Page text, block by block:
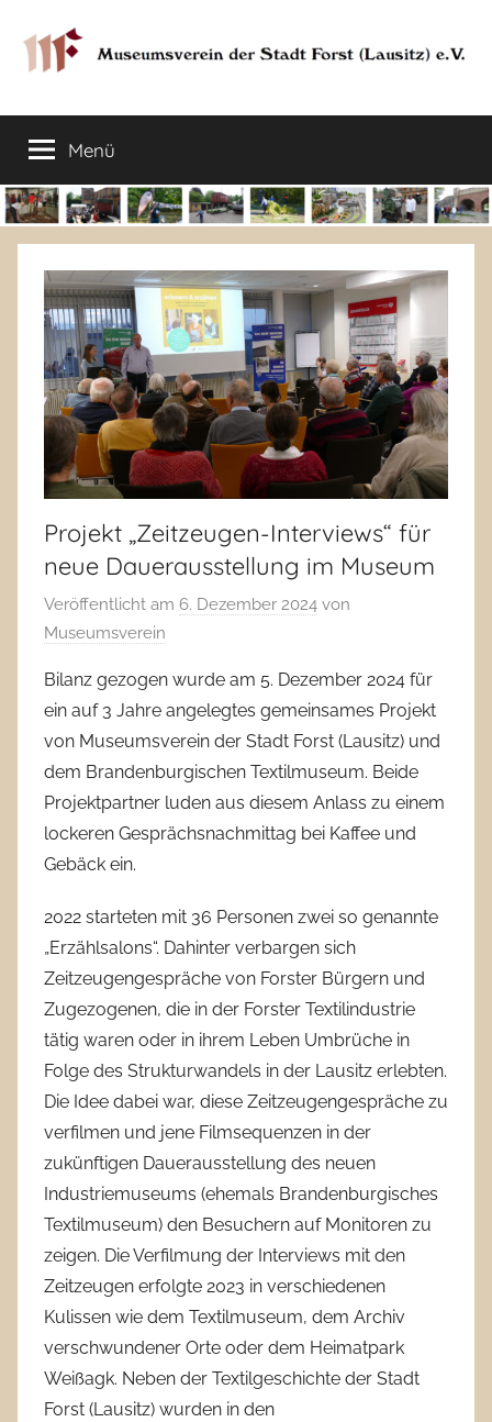
Inhalt
springen
Museumsverein
der
Stadt
Forst
(Lausitz)
e.V.
37
–
03149
Menü
Projekt „Zeitzeugen-Interviews“ für
neue Dauerausstellung im Museum
Veröffentlicht am 6. Dezember 2024 von
Museumsverein
Bilanz gezogen wurde am 5. Dezember 2024 für
ein auf 3 Jahre angelegtes gemeinsames Projekt
von Museumsverein der Stadt Forst (Lausitz) und
dem Brandenburgischen Textilmuseum. Beide
Projektpartner luden aus diesem Anlass zu einem
lockeren Gesprächsnachmittag bei Kaffee und
Gebäck ein.
2022 starteten mit 36 Personen zwei so genannte
„Erzählsalons“. Dahinter verbargen sich
Zeitzeugengespräche von Forster Bürgern und
Zugezogenen, die in der Forster Textilindustrie
tätig waren oder in ihrem Leben Umbrüche in
Folge des Strukturwandels in der Lausitz erlebten.
Die Idee dabei war, diese Zeitzeugengespräche zu
verfilmen und jene Filmsequenzen in der
zukünftigen Dauerausstellung des neuen
Industriemuseums (ehemals Brandenburgisches
Textilmuseum) den Besuchern auf Monitoren zu
zeigen. Die Verfilmung der Interviews mit den
Zeitzeugen erfolgte 2023 in verschiedenen
Kulissen wie dem Textilmuseum, dem Archiv
verschwundener Orte oder dem Heimatpark
Weißagk. Neben der Textilgeschichte der Stadt
Forst (Lausitz) wurden in den